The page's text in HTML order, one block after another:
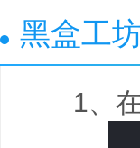
黑盒工
1、